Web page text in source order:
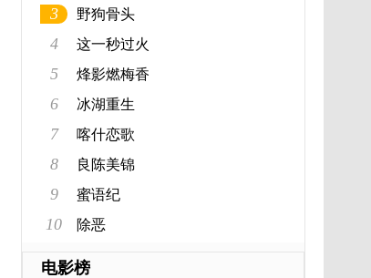
3 野狗骨头
4 这一秒过火
5 烽影燃梅香
6 冰湖重生
7 喀什恋歌
8 良陈美锦
9 蜜语纪
10 除恶
电影榜